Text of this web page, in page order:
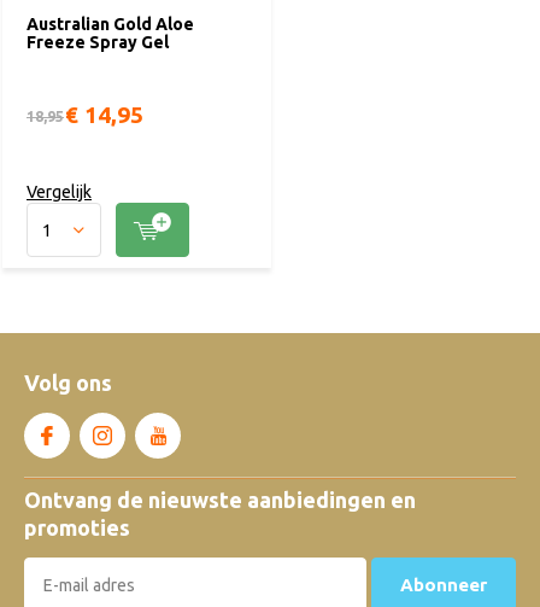
Australian Gold Aloe
Freeze Spray Gel
18,95€ 14,95
Vergelijk
Volg ons
Ontvang de nieuwste aanbiedingen en
promoties
Abonneer